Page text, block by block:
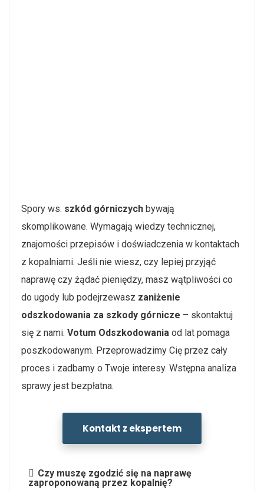
Spory ws. szkód górniczych bywają
skomplikowane. Wymagają wiedzy technicznej,
znajomości przepisów i doświadczenia w kontaktach
z kopalniami. Jeśli nie wiesz, czy lepiej przyjąć
naprawę czy żądać pieniędzy, masz wątpliwości co
do ugody lub podejrzewasz zaniżenie
odszkodowania za szkody górnicze – skontaktuj
się z nami. Votum Odszkodowania od lat pomaga
poszkodowanym. Przeprowadzimy Cię przez cały
proces i zadbamy o Twoje interesy. Wstępna analiza
sprawy jest bezpłatna.
Kontakt z ekspertem
Czy muszę zgodzić się na naprawę
zaproponowaną przez kopalnię?